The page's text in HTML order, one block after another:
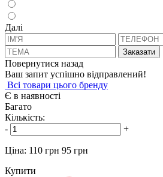
Далi
Заказати
Повернутися назад
Ваш запит успішно відправлений!
Всi товари цього бренду
Є в наявності
Багато
Кількість:
-
+
Ціна: 110 грн 95 грн
Купити